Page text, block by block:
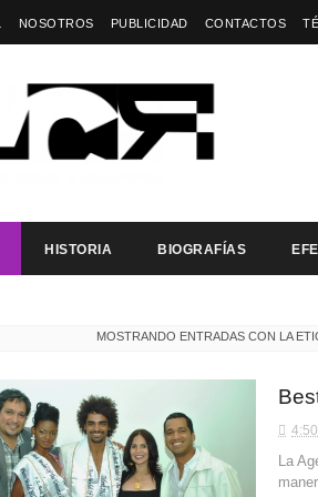
NOSOTROS PUBLICIDAD CONTACTOS
HISTORIA BIOGRAFÍAS
MOSTRANDO ENTRADAS CON LA
4:50
La